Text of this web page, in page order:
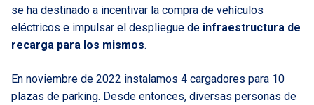
se ha destinado a incentivar la compra de vehículos
eléctricos e impulsar el despliegue de infraestructura de
recarga para los mismos.
En noviembre de 2022 instalamos 4 cargadores para 10
plazas de parking. Desde entonces, diversas personas de